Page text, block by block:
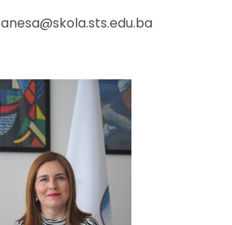
anesa@skola.sts.edu.ba